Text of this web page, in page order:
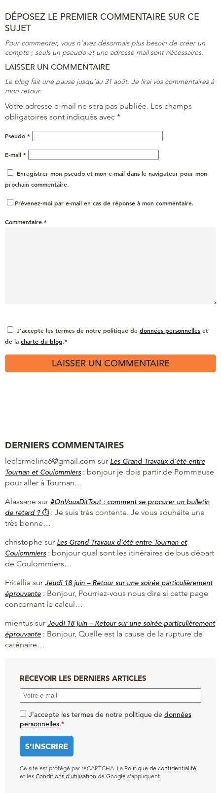
DÉPOSEZ LE PREMIER COMMENTAIRE SUR CE
SUJET
Pour commenter, vous n’avez désormais plus besoin de créer un
compte ; seuls un pseudo et une adresse mail sont nécessaires.
LAISSER UN COMMENTAIRE
Le blog fait une pause jusqu’au 31 août. Je lirai vos commentaires à
mon retour.
Votre adresse e-mail ne sera pas publiée. Les champs
obligatoires sont indiqués avec *
Pseudo *
E-mail *
Enregistrer mon pseudo et mon e-mail dans le navigateur pour mon
prochain commentaire.
Prévenez-moi par e-mail en cas de réponse à mon commentaire.
Commentaire *
J'accepte les termes de notre politique de données personnelles et
de la charte du blog.*
DERNIERS COMMENTAIRES
leclermelina6@gmail.com sur Les Grand Travaux d’été entre
Tournan et Coulommiers : bonjour je dois partir de Pommeuse
pour aller à Tournan…
Alassane sur #OnVousDitTout : comment se procurer un bulletin
de retard ? ⏱: Je suis très contente. Je vous souhaite une
très bonne…
christophe sur Les Grand Travaux d’été entre Tournan et
Coulommiers : bonjour quel sont les itinéraires de bus départ
de Coulommiers…
Fritellia sur Jeudi 18 juin – Retour sur une soirée particulièrement
éprouvante : Bonjour, Pourriez-vous nous dire si cette page
concernant le calcul…
mientus sur Jeudi 18 juin – Retour sur une soirée particulièrement
éprouvante : Bonjour, Quelle est la cause de la rupture de
caténaire…
RECEVOIR LES DERNIERS ARTICLES
J'accepte les termes de notre politique de données
personnelles.*
Ce site est protégé par reCAPTCHA. La Politique de confidentialité
et les Conditions d’utilisation de Google s’appliquent.